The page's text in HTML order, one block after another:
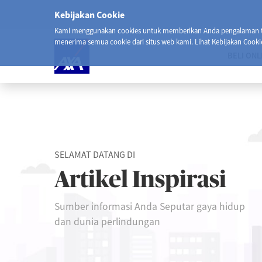
Kebijakan Cookie
Kami menggunakan cookies untuk memberikan Anda
menerima semua cookie dari situs web kami. Lihat Kebijakan
SELAMAT DATANG DI
Artikel Inspirasi
Sumber informasi Anda Seputar gaya hidup
dan dunia perlindungan